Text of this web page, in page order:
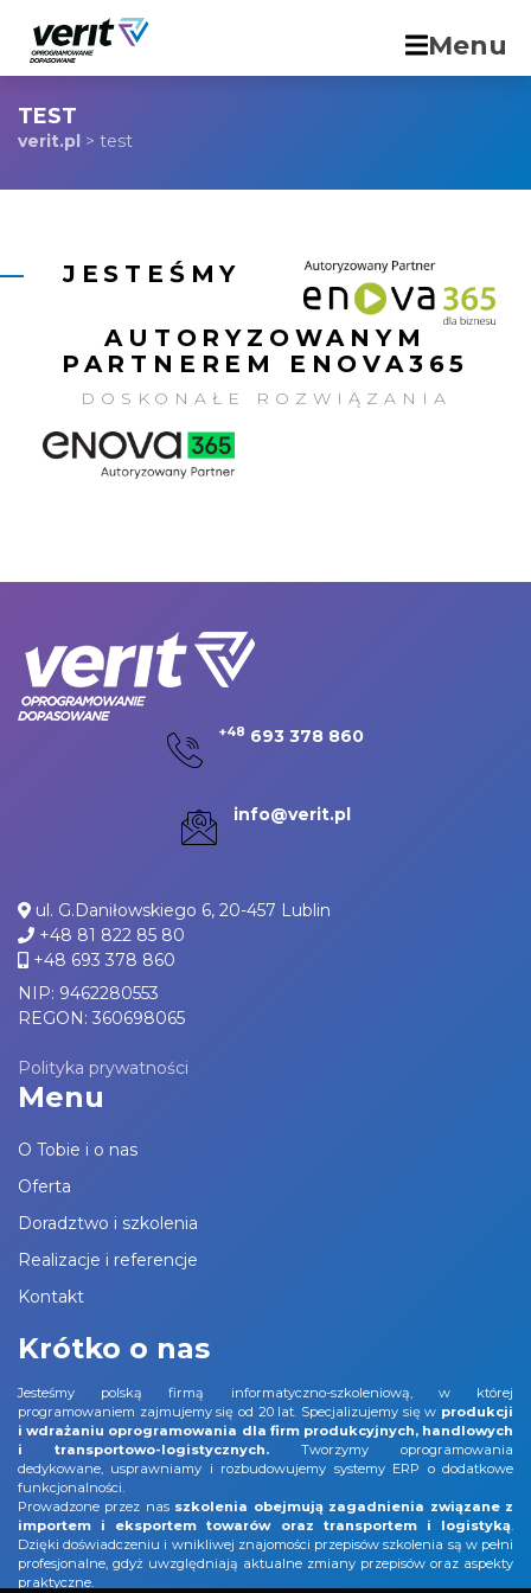
Menu
TEST
verit.pl > test
JESTEŚMY
AUTORYZOWANYM
PARTNEREM ENOVA365
DOSKONAŁE ROZWIĄZANIA
+48 693 378 860
info@verit.pl
ul. G.Daniłowskiego 6, 20-457 Lublin
+48 81 822 85 80
+48 693 378 860
NIP: 9462280553
REGON: 360698065
Polityka prywatności
Menu
O Tobie i o nas
Oferta
Doradztwo i szkolenia
Realizacje i referencje
Kontakt
Krótko o nas
Jesteśmy polską firmą informatyczno-szkoleniową, w której
programowaniem zajmujemy się od 20 lat. Specjalizujemy się w produkcji
i wdrażaniu oprogramowania dla firm produkcyjnych, handlowych
i transportowo-logistycznych. Tworzymy oprogramowania
dedykowane, usprawniamy i rozbudowujemy systemy ERP o dodatkowe
funkcjonalności.
Prowadzone przez nas szkolenia obejmują zagadnienia związane z
importem i eksportem towarów oraz transportem i logistyką.
Dzięki doświadczeniu i wnikliwej znajomości przepisów szkolenia są w pełni
profesjonalne, gdyż uwzględniają aktualne zmiany przepisów oraz aspekty
praktyczne.